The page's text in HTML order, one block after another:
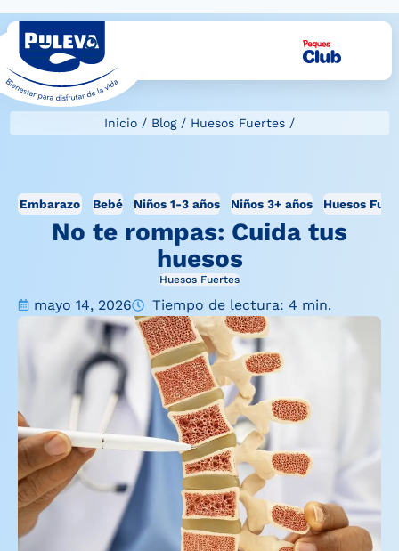
Inicio / Blog/ Huesos Fuertes /
Embarazo Bebé Niños 1-3 años Niños 3+ años Huesos
No te rompas: Cuida tus
huesos
Huesos Fuertes
mayo 14, 2026 Tiempo de lectura: 4 min.